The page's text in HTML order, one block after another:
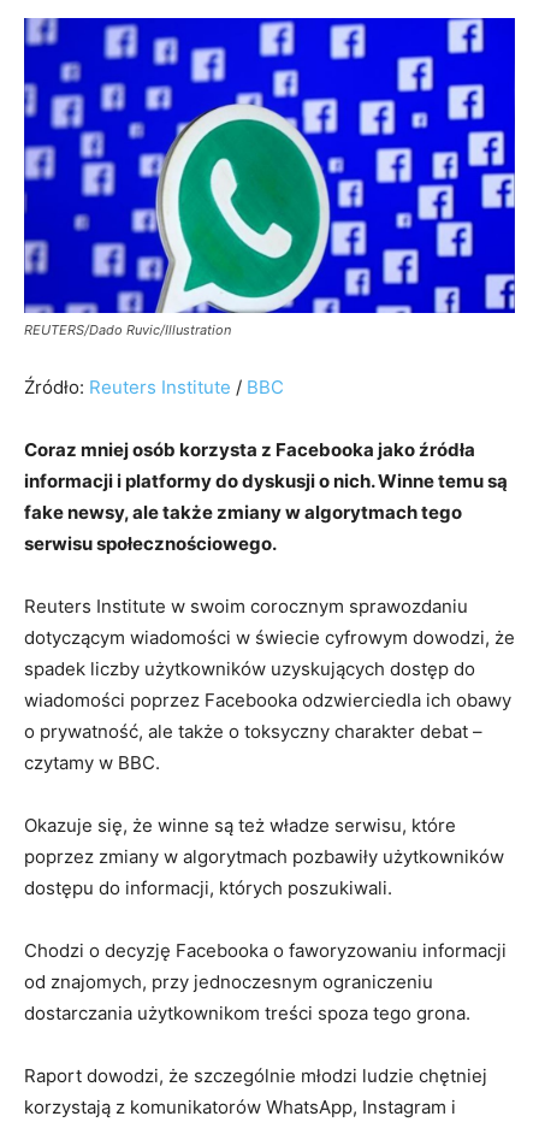
REUTERS/Dado Ruvic/Illustration
Źródło: Reuters Institute / BBC
Coraz mniej osób korzysta z Facebooka jako źródła
informacji i platformy do dyskusji o nich. Winne temu są
fake newsy, ale także zmiany w algorytmach tego
serwisu społecznościowego.
Reuters Institute w swoim corocznym sprawozdaniu
dotyczącym wiadomości w świecie cyfrowym dowodzi, że
spadek liczby użytkowników uzyskujących dostęp do
wiadomości poprzez Facebooka odzwierciedla ich obawy
o prywatność, ale także o toksyczny charakter debat –
czytamy w BBC.
Okazuje się, że winne są też władze serwisu, które
poprzez zmiany w algorytmach pozbawiły użytkowników
dostępu do informacji, których poszukiwali.
Chodzi o decyzję Facebooka o faworyzowaniu informacji
od znajomych, przy jednoczesnym ograniczeniu
dostarczania użytkownikom treści spoza tego grona.
Raport dowodzi, że szczególnie młodzi ludzie chętniej
korzystają z komunikatorów WhatsApp, Instagram i